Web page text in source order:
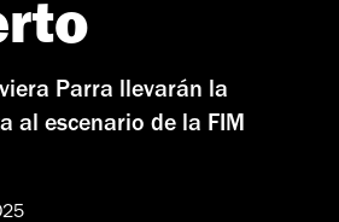
Parra llevarán la
al escenario de la FIM